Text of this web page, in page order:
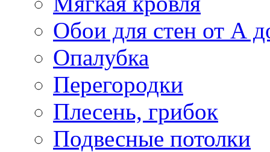
Обои для стен от А
Опалубка
Перегородки
Плесень, грибок
Подвесные потолки